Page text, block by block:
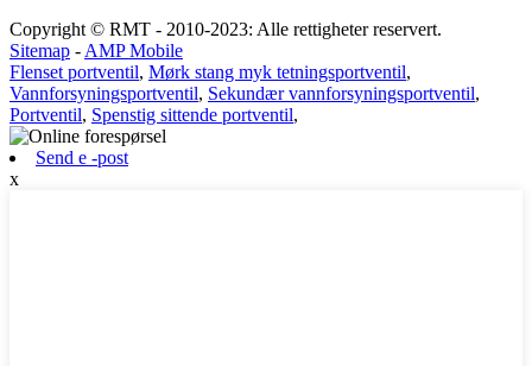
Copyright © RMT - 2010-2023: Alle rettigheter reservert.
Sitemap - AMP Mobile
Flenset portventil, Mørk stang myk tetningsportventil,
Vannforsyningsportventil, Sekundær vannforsyningsportventil,
Portventil, Spenstig sittende portventil,
Send e -post
x